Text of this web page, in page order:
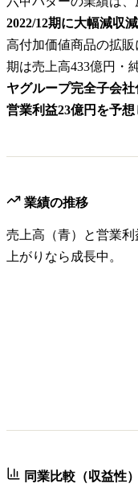
2022/12期に大幅減収
高付加価値商品の拡販
期は売上高433億円・
ヤグループ完全子会社
営業利益23億円を予想
業績の推移
売上高（青）と営業
上がりなら成長中。
同業比較（収益性）